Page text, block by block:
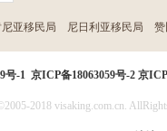
亚移民局 尼日利亚移民局
号-1 京ICP备18063059号-2 京
2018 visaking.com.cn.